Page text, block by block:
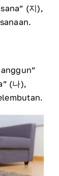
(지),
(나),